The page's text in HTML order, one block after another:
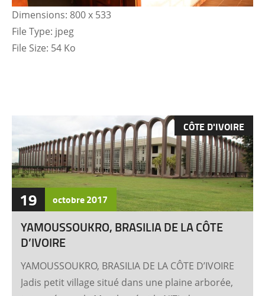
Dimensions: 800 x 533
File Type: jpeg
File Size: 54 Ko
CÔTE D'IVOIRE
19 octobre2017
YAMOUSSOUKRO, BRASILIA DE LA CÔTE
D’IVOIRE
YAMOUSSOUKRO, BRASILIA DE LA CÔTE D’IVOIRE
Jadis petit village situé dans une plaine arborée,